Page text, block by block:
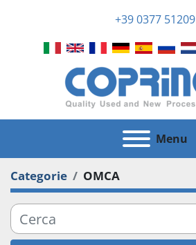
+39 0377 51209
Menu
Categorie OMCA